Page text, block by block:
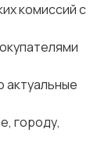
комиссий с
актуальные
городу,